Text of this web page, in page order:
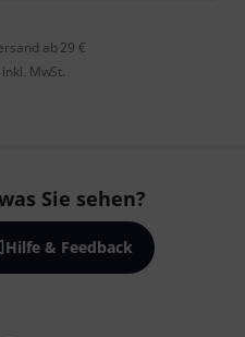
ab 29 €
MwSt.
Sie sehen?
Hilfe & Feedback